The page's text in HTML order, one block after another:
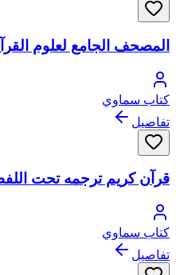
المصحف الجامع لعلوم
كتاب سماوي
تفاصيل
قرآن كريم ترجمه تحت
كتاب سماوي
تفاصيل